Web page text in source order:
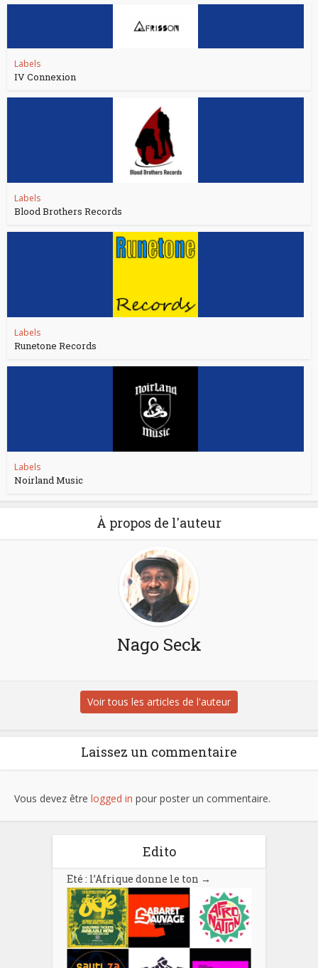
Labels
IV Connexion
Labels
Blood Brothers Records
Labels
Runetone Records
Labels
Noirland Music
À propos de l'auteur
Nago Seck
Voir tous les articles de l'auteur
Laissez un commentaire
Vous devez être logged in pour poster un commentaire.
Edito
Eté : l’Afrique donne le ton →